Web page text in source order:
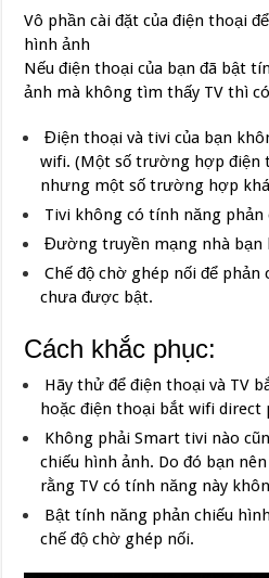
Vô phần cài đặt của điện thoại
hình ảnh
Nếu điện thoại của bạn đã bật
ảnh mà không tìm thấy TV thì
Điện thoại và tivi của bạn
wifi. (Một số trường hợp điện
nhưng một số trường hợp
Tivi không có tính năng phản
Đường truyền mạng nhà bạn
Chế độ chờ ghép nối để
chưa được bật.
Cách khắc phục:
Hãy thử để điện thoại và TV
hoặc điện thoại bắt wifi direct
Không phải Smart tivi nào
chiếu hình ảnh. Do đó bạn
rằng TV có tính năng này
Bật tính năng phản chiếu
chế độ chờ ghép nối.